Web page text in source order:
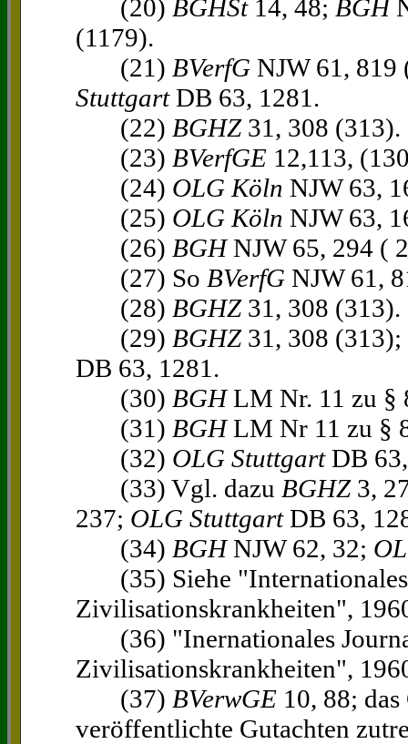
(20) BGHSt14, 48; BGH
(1179).
(21) BVerfG NJW 61,
StuttgartDB 63, 1281.
(22) BGHZ31, 308 (313).
(23) BVerfGE 12,113,
(24) OLG Köln NJW 63,
(25) OLG Köln NJW 63,
(26) BGHNJW 65, 294 (
(27) So BVerfG NJW 61,
(28) BGHZ31, 308 (313).
(29) BGHZ31, 308 (313);
DB 63, 1281.
(30) BGHLM Nr. 11 zu §
(31) BGHLM Nr 11 zu §
(32) OLG StuttgartDB
(33) Vgl. dazu BGHZ3,
237; OLG StuttgartDB 63,
(34) BGHNJW 62, 32;
(35) Siehe "Internationales
Zivilisationskrankheiten",
(36) "Inernationales
Zivilisationskrankheiten",
(37) BVerwGE 10, 88;
veröffentlichte Gutachten